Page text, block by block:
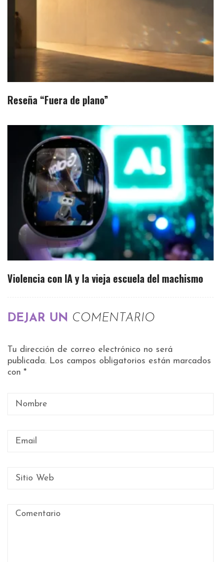
Reseña “Fuera de plano”
Violencia con IA y la vieja escuela del machismo
DEJAR UN COMENTARIO
Tu dirección de correo electrónico no será
publicada. Los campos obligatorios están marcados
con *